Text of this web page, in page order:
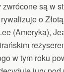
są w
o
(Ameryka),
w tym roku